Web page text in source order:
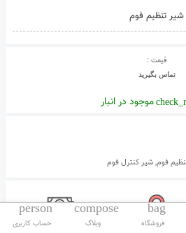
bag
فروشگاه
compose
وبلاگ
person
حساب کاربری
شیر تنظیم فوم
قیمت :
تماس بگیرید
موجود در انبار
فوم,شیر کنترل فوم